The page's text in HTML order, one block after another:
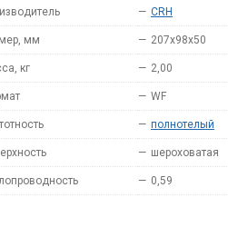
— CRH
мм — 207x98x50
кг — 2,00
— WF
— полнотелый
— шероховатая
— 0,59